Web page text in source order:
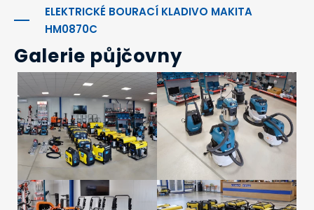
ELEKTRICKÉ BOURACÍ KLADIVO MAKITA
HM0870C
Galerie půjčovny